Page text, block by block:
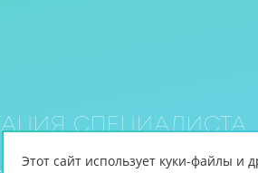
специалиста
Этот сайт использует куки-файлы и